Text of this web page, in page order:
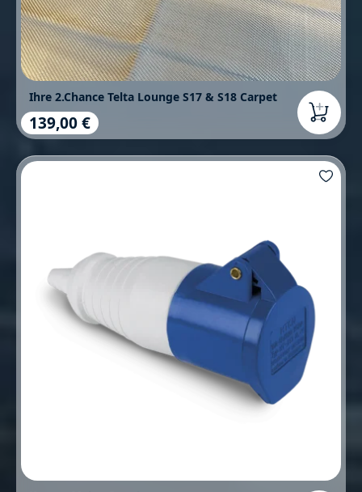
Ihre 2.Chance Telta Lounge S17 & S18 Carpet
Regulärer Preis:
139,00 €